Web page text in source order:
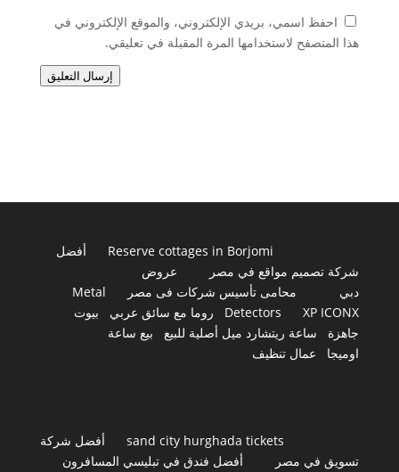
احفظ اسمي، بريدي الإلكتروني، والموقع الإلكتروني في
هذا المتصفح لاستخدامها المرة المقبلة في تعليقي.
إرسال التعليق
Reserve cottages in Borjomi
أفضل
شركة تصميم مواقع في مصر
عروض
دبي
محامى تأسيس شركات فى مصر
Metal
Detectors
XP ICONX روما مع سائق عربي
بيوت
جاهزة
ساعة ريتشارد ميل أصلية للبيع
بيع ساعة
اوميجا
عمال تنظيف
sand city hurghada tickets
أفضل شركة
تسويق في مصر
أفضل فندق في تبليسي المسافرون